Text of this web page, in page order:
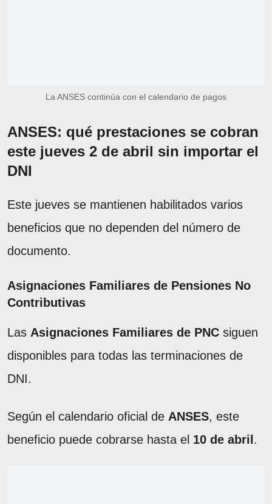
La ANSES continúa con el calendario de pagos
ANSES: qué prestaciones se cobran
este jueves 2 de abril sin importar el
DNI
Este jueves se mantienen habilitados varios
beneficios que no dependen del número de
documento.
Asignaciones Familiares de Pensiones No
Contributivas
Las Asignaciones Familiares de PNC siguen
disponibles para todas las terminaciones de
DNI.
Según el calendario oficial de ANSES, este
beneficio puede cobrarse hasta el 10 de abril.